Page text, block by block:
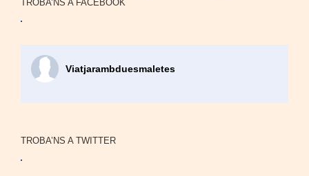
TROBA’NS A FACEBOOK
Viatjarambduesmaletes
TROBA’NS A TWITTER